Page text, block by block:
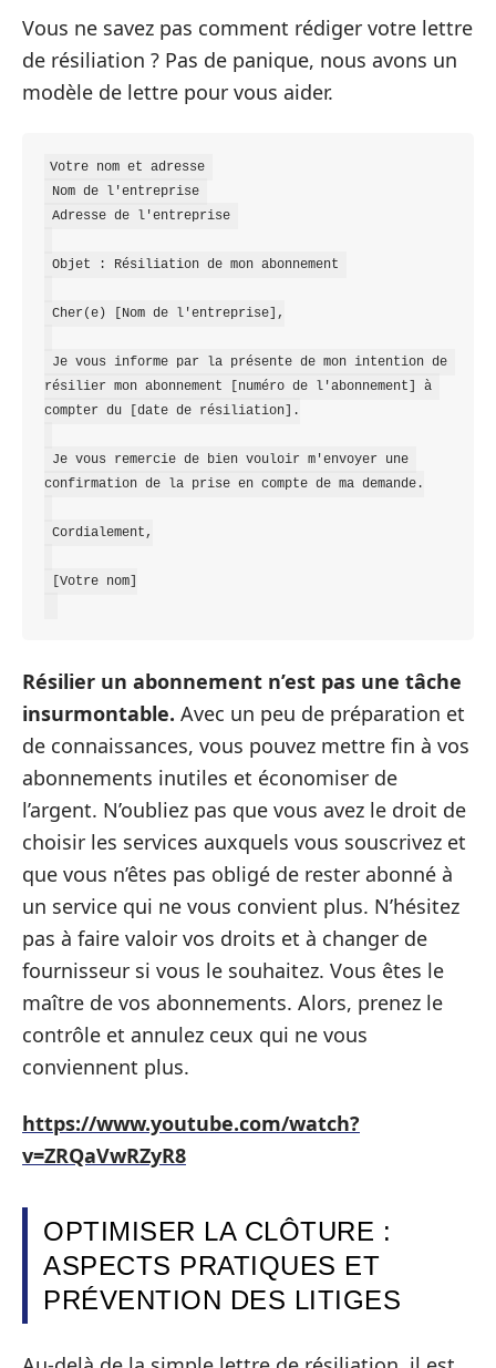
Vous ne savez pas comment rédiger votre lettre
de résiliation ? Pas de panique, nous avons un
modèle de lettre pour vous aider.
Votre nom et adresse
résilier mon abonnement [numéro de l'abonnement] à
compter du [date de résiliation].
confirmation de la prise en compte de ma demande.
Résilier un abonnement n’est pas une tâche
insurmontable. Avec un peu de préparation et
de connaissances, vous pouvez mettre fin à vos
abonnements inutiles et économiser de
l’argent. N’oubliez pas que vous avez le droit de
choisir les services auxquels vous souscrivez et
que vous n’êtes pas obligé de rester abonné à
un service qui ne vous convient plus. N’hésitez
pas à faire valoir vos droits et à changer de
fournisseur si vous le souhaitez. Vous êtes le
maître de vos abonnements. Alors, prenez le
contrôle et annulez ceux qui ne vous
conviennent plus.
https://www.youtube.com/watch?
v=ZRQaVwRZyR8
OPTIMISER LA CLÔTURE :
ASPECTS PRATIQUES ET
PRÉVENTION DES LITIGES